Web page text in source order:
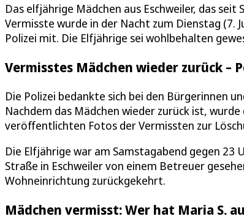
Das elfjährige Mädchen aus Eschweiler, das seit
Vermisste wurde in der Nacht zum Dienstag
Polizei mit. Die Elfjährige sei wohlbehalten
Vermisstes Mädchen wieder zurück
Die Polizei bedankte sich bei den Bürgerinnen
Nachdem das Mädchen wieder zurück ist,
veröffentlichten Fotos der Vermissten zur
Die Elfjährige war am Samstagabend gegen 23
Straße in Eschweiler von einem Betreuer
Wohneinrichtung zurückgekehrt.
Mädchen vermisst: Wer hat Maria S.